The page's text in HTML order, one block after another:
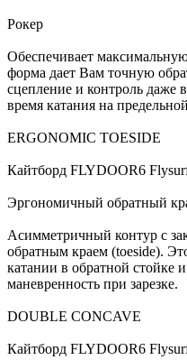
Рокер
Обеспечивает
форма дает Вам точную
сцепление и контроль даже
время катания на
ERGONOMIC TOESIDE
Кайтборд FLYDOOR6
Эргономичный обратный
Асимметричный контур с
обратным краем (toeside).
катании в обратной стойке
маневренность при зарезке.
DOUBLE CONCAVE
Кайтборд FLYDOOR6